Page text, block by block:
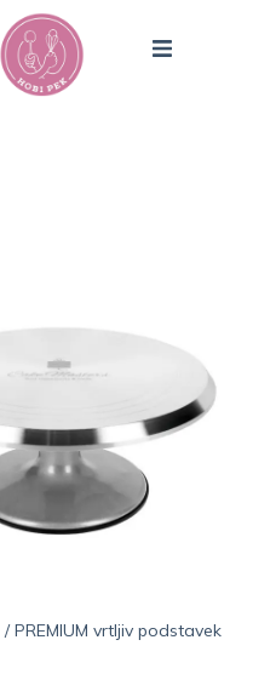
/ PREMIUM vrtljiv podstavek